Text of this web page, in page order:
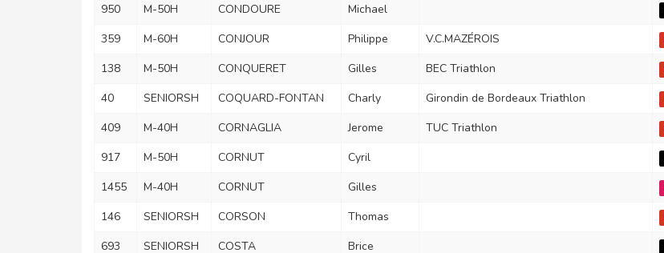
950 M-50H CONDOURE Michael
359 M-60H CONJOUR Philippe V.C.MAZÉROIS
138 M-50H CONQUERET Gilles BEC Triathlon
40 SENIORSH COQUARD-FONTAN Charly Girondin de Bordeaux Triathlon
409 M-40H CORNAGLIA Jerome TUC Triathlon
917 M-50H CORNUT Cyril
1455 M-40H CORNUT Gilles
146 SENIORSH CORSON Thomas
693 SENIORSH COSTA Brice